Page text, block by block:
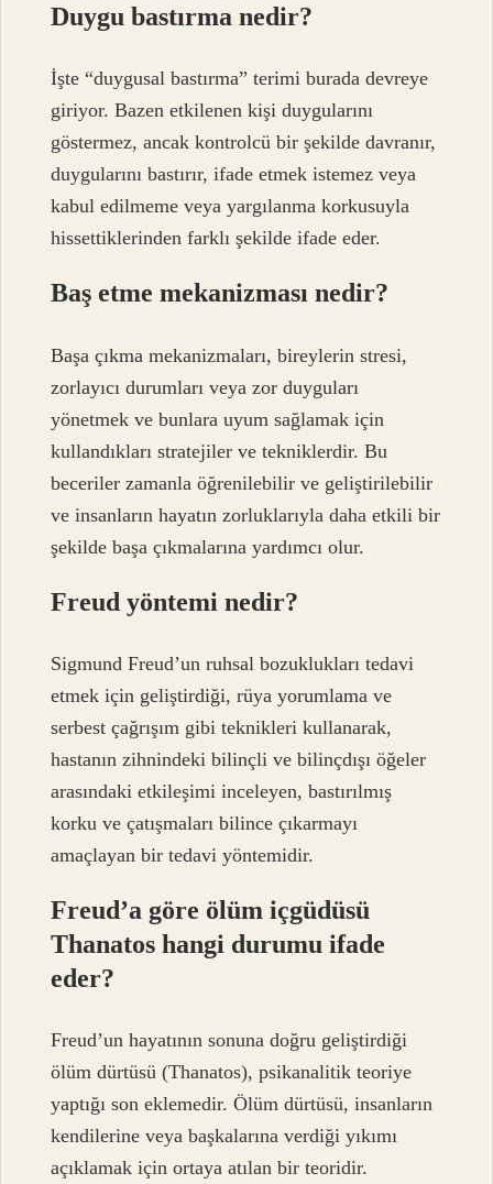
Duygu bastırma nedir?
İşte “duygusal bastırma” terimi burada devreye
giriyor. Bazen etkilenen kişi duygularını
göstermez, ancak kontrolcü bir şekilde davranır,
duygularını bastırır, ifade etmek istemez veya
kabul edilmeme veya yargılanma korkusuyla
hissettiklerinden farklı şekilde ifade eder.
Baş etme mekanizması nedir?
Başa çıkma mekanizmaları, bireylerin stresi,
zorlayıcı durumları veya zor duyguları
yönetmek ve bunlara uyum sağlamak için
kullandıkları stratejiler ve tekniklerdir. Bu
beceriler zamanla öğrenilebilir ve geliştirilebilir
ve insanların hayatın zorluklarıyla daha etkili bir
şekilde başa çıkmalarına yardımcı olur.
Freud yöntemi nedir?
Sigmund Freud’un ruhsal bozuklukları tedavi
etmek için geliştirdiği, rüya yorumlama ve
serbest çağrışım gibi teknikleri kullanarak,
hastanın zihnindeki bilinçli ve bilinçdışı öğeler
arasındaki etkileşimi inceleyen, bastırılmış
korku ve çatışmaları bilince çıkarmayı
amaçlayan bir tedavi yöntemidir.
Freud’a göre ölüm içgüdüsü
Thanatos hangi durumu ifade
eder?
Freud’un hayatının sonuna doğru geliştirdiği
ölüm dürtüsü (Thanatos), psikanalitik teoriye
yaptığı son eklemedir. Ölüm dürtüsü, insanların
kendilerine veya başkalarına verdiği yıkımı
açıklamak için ortaya atılan bir teoridir.